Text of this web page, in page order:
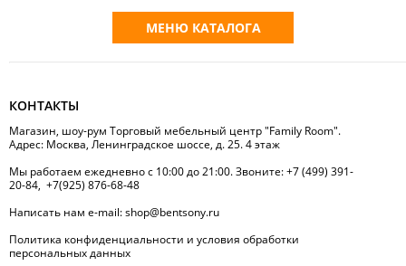
МЕНЮ КАТАЛОГА
КОНТАКТЫ
Магазин, шоу-рум Торговый мебельный центр "Family Room".
Адрес: Москва, Ленинградское шоссе, д. 25. 4 этаж
Мы работаем ежедневно с 10:00 до 21:00. Звоните:+7 (499) 391-
20-84, +7(925) 876-68-48
Написать нам e-mail:shop@bentsony.ru
Политика конфиденциальности и условия обработки
персональных данных